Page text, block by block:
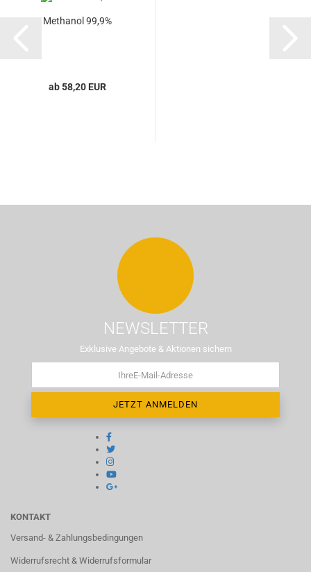
Methanol 99,9%
ab 58,20 EUR
NEWSLETTER
Exklusive Angebote & Aktionen sichern
KONTAKT
Versand- & Zahlungsbedingungen
Widerrufsrecht & Widerrufsformular